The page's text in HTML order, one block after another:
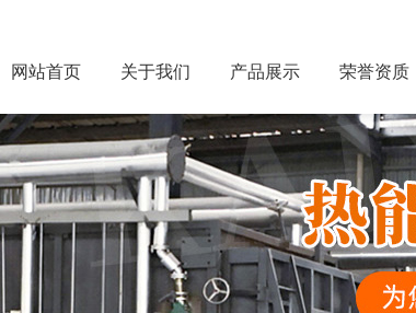
网站首页 关于我们 产品展示 荣誉资质